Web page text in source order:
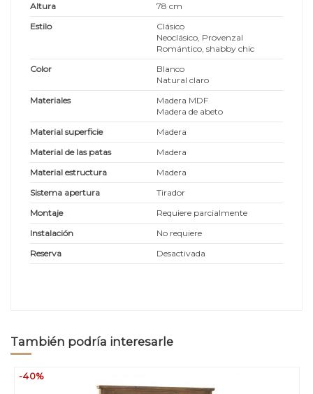
Altura
78 cm
Estilo
Clásico
Neoclásico, Provenzal
Romántico, shabby chic
Color
Blanco
Natural claro
Materiales
Madera MDF
Madera de abeto
Material superficie
Madera
Material de las patas
Madera
Material estructura
Madera
Sistema apertura
Tirador
Montaje
Requiere parcialmente
Instalación
No requiere
Reserva
Desactivada
También podría interesarle
-40%